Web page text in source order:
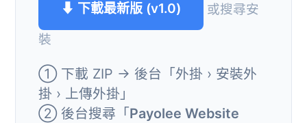
⬇ 下載最新版 (v1.0)
或搜尋安
裝
① 下載 ZIP → 後台「外掛 › 安裝外
掛 › 上傳外掛」
② 後台搜尋「Payolee Website